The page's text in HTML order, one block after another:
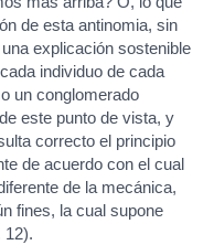
de esta antinomia, sin
explicación sostenible
individuo de cada
un conglomerado
este punto de vista, y
correcto el principio
de acuerdo con el cual
de la mecánica,
fines, la cual supone
12).